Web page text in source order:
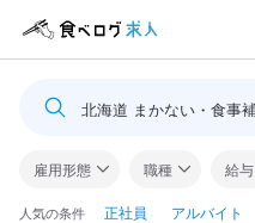
ログイン
食べログ求人TOP
北海道 まかない・食事
雇用形態 職種 給与
人気の条件 正社員 アルバイト